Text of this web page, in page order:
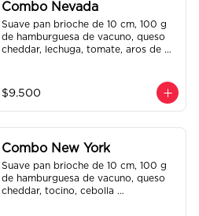
Combo Nevada
Suave pan brioche de 10 cm, 100 g
de hamburguesa de vacuno, queso
cheddar, lechuga, tomate, aros de
condimentadas, salsa de la casa de
regalo a elección y una bebida de
350 cc a elección.
$9.500
Combo New York
Suave pan brioche de 10 cm, 100 g
de hamburguesa de vacuno, queso
cheddar, tocino, cebolla